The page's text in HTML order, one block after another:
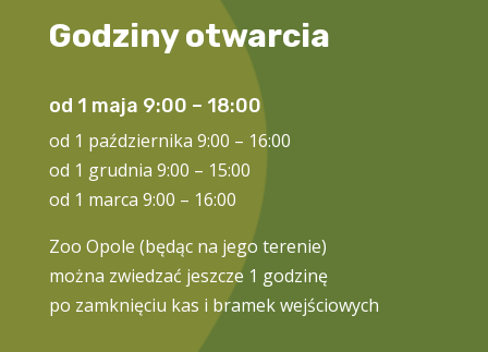
Godziny otwarcia
od 1 maja 9:00 – 18:00
od 1 października 9:00 – 16:00
od 1 grudnia 9:00 – 15:00
od 1 marca 9:00 – 16:00
Zoo Opole (będąc na jego terenie)
można zwiedzać jeszcze 1 godzinę
po zamknięciu kas i bramek wejściowych